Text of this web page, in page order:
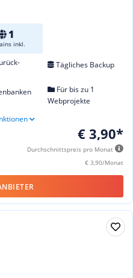
1
inkl.
Tägliches Backup
Für bis zu 1
Webprojekte
€ 3,90*
Durchschnittspreis pro Monat
€ 3,90/Monat